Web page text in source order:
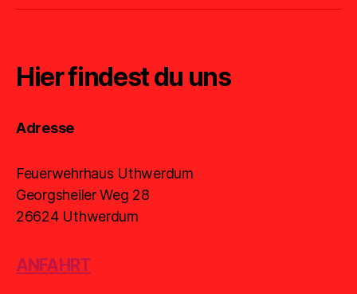
Hier findest du uns
Adresse
Feuerwehrhaus Uthwerdum
Georgsheiler Weg 28
26624 Uthwerdum
ANFAHRT